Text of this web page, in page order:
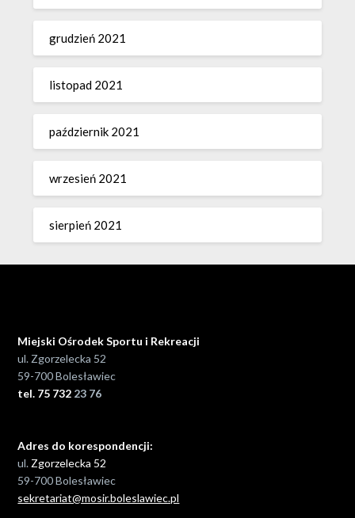
grudzień 2021
listopad 2021
październik 2021
wrzesień 2021
sierpień 2021
Miejski Ośrodek Sportu i Rekreacji
ul. Zgorzelecka 52
59-700 Bolesławiec
tel. 75 732 23 76
Adres do korespondencji:
ul. Zgorzelecka 52
59-700 Bolesławiec
sekretariat@mosir.boleslawiec.pl